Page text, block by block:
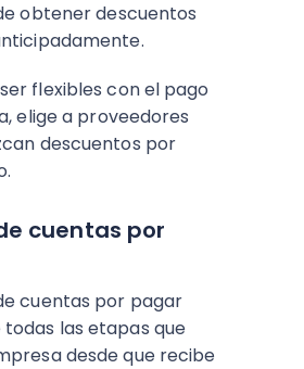
obtener descuentos
flexibles con el pago
elige a proveedores
descuentos por
cuentas por
cuentas por pagar
las etapas que
desde que recibe